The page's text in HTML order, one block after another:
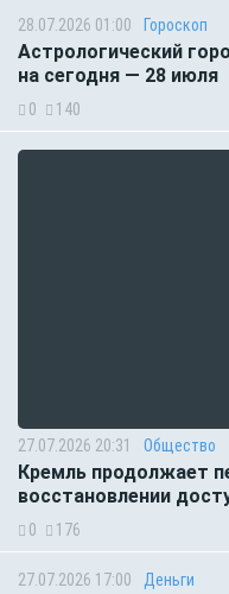
28.07.2026 01:00 Гороскоп
Астрологический
на сегодня — 28 июля
0 140
27.07.2026 20:31 Общество
Кремль продолжает
восстановлении
0 176
27.07.2026 17:00 Деньги